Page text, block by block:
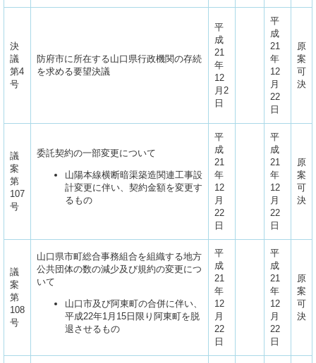
決
議
第4
号
防府市に所在する山口県行政機関の存続
を求める要望決議
平
成
21
年
12
月2
日
平
成
21
年
12
月
22
日
原
案
可
決
議
案
第
107
号
委託契約の一部変更について
山陽本線横断暗渠築造関連工事設
計変更に伴い、契約金額を変更す
るもの
平
成
21
年
12
月
22
日
平
成
21
年
12
月
22
日
原
案
可
決
議
案
第
108
号
山口県市町総合事務組合を組織する地方
公共団体の数の減少及び規約の変更につ
いて
山口市及び阿東町の合併に伴い、
平成22年1月15日限り阿東町を脱
退させるもの
平
成
21
年
12
月
22
日
平
成
21
年
12
月
22
日
原
案
可
決